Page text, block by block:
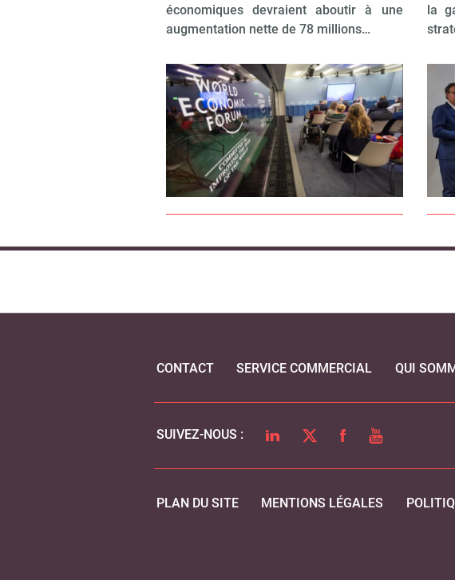
économiques devraient aboutir à une
augmentation nette de 78 millions…
la
CONTACT SERVICE COMMERCIAL QUI
SUIVEZ-NOUS : LINKEDINTWITTERFACEBOOK
YOUTUBE
PLAN DU SITE MENTIONS LÉGALES